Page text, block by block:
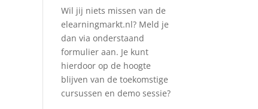
Wil jij niets missen van de
elearningmarkt.nl? Meld je
dan via onderstaand
formulier aan. Je kunt
hierdoor op de hoogte
blijven van de toekomstige
cursussen en demo sessie?